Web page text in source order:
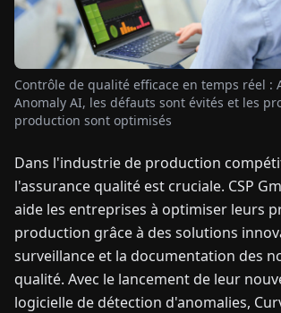
PL
CONTACTEZ-
NOUS
Contrôle de qualité efficace en temps réel :
Anomaly AI, les défauts sont évités et les
production sont optimisés
Dans l'industrie de production
l'assurance qualité est cruciale. CSP
aide les entreprises à optimiser leurs
production grâce à des solutions
surveillance et la documentation des
qualité. Avec le lancement de leur
logicielle de détection d'anomalies,